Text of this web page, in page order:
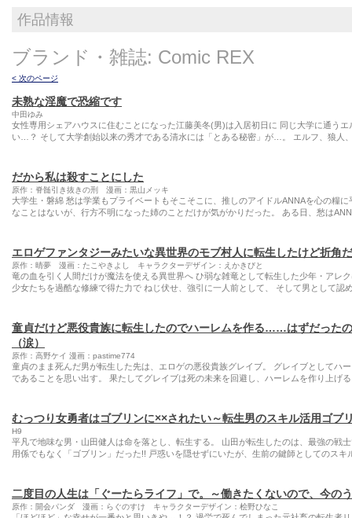
作品情報
ブランド・雑誌: Comic REX
< 次のページ
未熟な淫魔で恐縮です
中田ゆみ
女性専用シェアハウスに住むことになった江藤美冬(男)は入居初日に 同じ大学に通う
い…？ そして大学創始以来の秀才である清水には「とある秘密」が…。 エルフ、狼人
だから私は殺すことにした
原作：脊髄引き抜きの刑 漫画：黒山メッキ
大学生・磐綿 愁は学業もプライベートもそこそこに、推しのアイドルANNAを心の糧
なことはないが、行方不明になった姉のことだけが気がかりだった。 ある日、愁は
エロゲファンタジーみたいな異世界のモブ村人に転生したけど折角
原作：晴夢 漫画：たこやきよし キャラクターデザイン：えかきびと
竜の血を引く人間だけが魔法を使える異世界へ ひ弱な雑竜として転生した少年・アレ
少女たちを過酷な修練で得た力で ねじ伏せ、強引に一人前として、 そして男として認
童貞だけど悪役貴族に転生したのでハーレムを作る……はずだった
（涙）
原作：高野ケイ 漫画：pastime774
童貞のまま死んだ男が転生した先は、エロゲの悪役貴族グレイブ。 グレイブとしてハ
であることを思い出す。 果たしてグレイブは死の未来を回避し、ハーレムを作り上げ
むっつり女勇者はゴブリンに××されたい～転生男のスキル活用ゴブ
H9
平凡で地味な男・山田健人は命を落とし、転生する。 山田が転生したのは、最強の戦
用係でもなく「ゴブリン」だった!! 戸惑いを隠せずにいたが、生前の鍵師としてのス
二度目の人生は「ぐーたらライフ」で。～働きたくないので、今の
原作：開会パンダ 漫画：らぐのすけ キャラクターデザイン：桧野ひなこ